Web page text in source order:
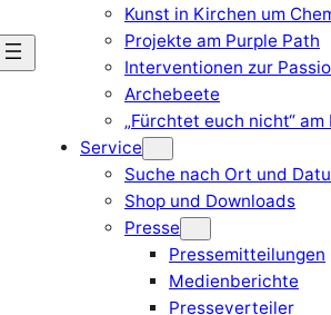
Kunst in Kirchen um
Projekte am Purple Path
Interventionen zur
Archebeete
„Fürchtet euch nicht“
Service
Suche nach Ort und
Shop und Downloads
Presse
Pressemitteilungen
Medienberichte
Presseverteiler